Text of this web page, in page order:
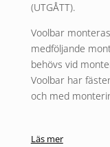
(UTGÅTT).
Voolbar
medföljande
behövs vid
Voolbar har
och med
Rörets diameter
Läs mer